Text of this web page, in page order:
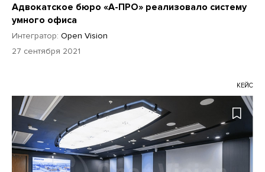
Адвокатское бюро «А-ПРО» реализовало систему
умного офиса
Интегратор: Open Vision
27 сентября 2021
КЕЙС